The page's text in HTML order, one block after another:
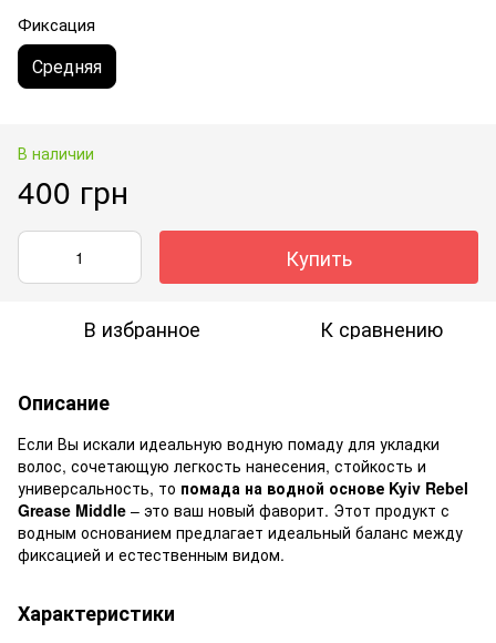
Фиксация
Средняя
В наличии
400 грн
Купить
В избранное К сравнению
Описание
Если Вы искали идеальную водную помаду для укладки
волос, сочетающую легкость нанесения, стойкость и
универсальность, то помада на водной основе Kyiv Rebel
Grease Middle – это ваш новый фаворит. Этот продукт с
водным основанием предлагает идеальный баланс между
фиксацией и естественным видом.
Характеристики